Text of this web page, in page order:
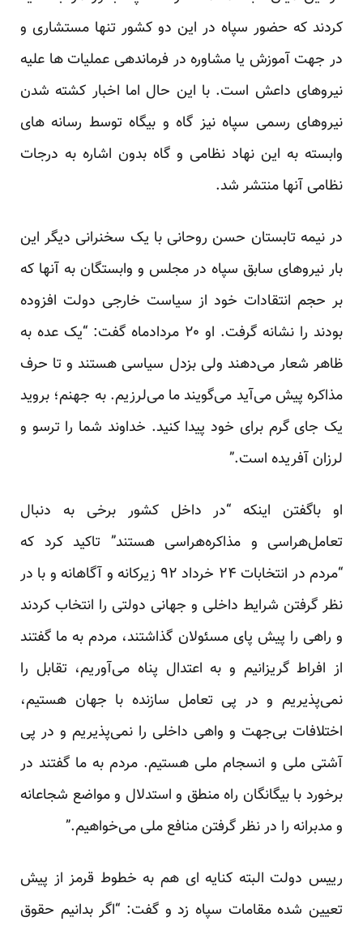
کردند که حضور سپاه در این دو کشور تنها مستشاری و
در جهت آموزش یا مشاوره در فرماندهی عملیات ها علیه
نیروهای داعش است. با این حال اما اخبار کشته شدن
نیروهای رسمی سپاه نیز گاه و بیگاه توسط رسانه های
وابسته به این نهاد نظامی و گاه بدون اشاره به درجات
نظامی آنها منتشر شد.
در نیمه تابستان حسن روحانی با یک سخنرانی دیگر این
بار نیروهای سابق سپاه در مجلس و وابستگان به آنها که
بر حجم انتقادات خود از سیاست خارجی دولت افزوده
بودند را نشانه گرفت. او ۲۰ مردادماه گفت: “یک عده به
ظاهر شعار می‌دهند ولی بزدل سیاسی هستند و تا حرف
مذاکره پیش می‌آید می‌گویند ما می‌لرزیم. به جهنم؛ بروید
یک جای گرم برای خود پیدا کنید. خداوند شما را ترسو و
لرزان آفریده است.”
او باگفتن اینکه “در داخل کشور برخی به دنبال
تعامل‌هراسی و مذاکره‌هراسی هستند” تاکید کرد که
“مردم در انتخابات ۲۴ خرداد ۹۲ زیرکانه و آگاهانه و با در
نظر گرفتن شرایط داخلی و جهانی دولتی را انتخاب کردند
و راهی را پیش پای مسئولان گذاشتند، مردم به ما گفتند
از افراط گریزانیم و به اعتدال پناه می‌آوریم، تقابل را
نمی‌پذیریم و در پی تعامل سازنده با جهان هستیم،
اختلافات بی‌جهت و واهی داخلی را نمی‌پذیریم و در پی
آشتی ملی و انسجام ملی هستیم. مردم به ما گفتند در
برخورد با بیگانگان راه منطق و استدلال و مواضع شجاعانه
و مدبرانه را در نظر گرفتن منافع ملی می‌خواهیم.”
رییس دولت البته کنایه ای هم به خطوط قرمز از پیش
تعیین شده مقامات سپاه زد و گفت: “اگر بدانیم حقوق